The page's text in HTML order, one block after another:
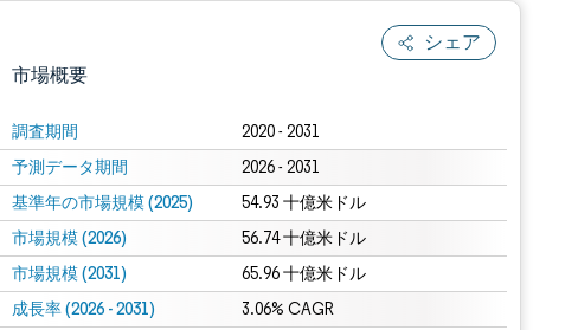
シェア
市場概要
調査期間 2020 - 2031
予測データ期間 2026 - 2031
基準年の市場規模 (2025) 54.93 十億米ドル
市場規模 (2026) 56.74 十億米ドル
市場規模 (2031) 65.96 十億米ドル
成長率 (2026 - 2031) 3.06% CAGR
の表示が必要です。